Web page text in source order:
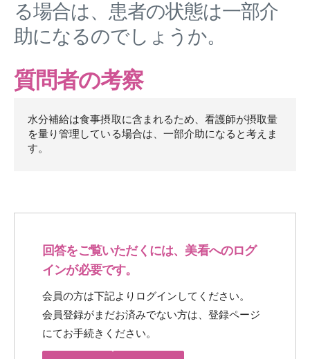
る場合は、患者の状態は一部介
助になるのでしょうか。
質問者の考察
水分補給は食事摂取に含まれるため、看護師が摂取量
を量り管理している場合は、一部介助になると考えま
す。
回答をご覧いただくには、美看へのログ
インが必要です。
会員の方は下記よりログインしてください。
会員登録がまだお済みでない方は、登録ページ
にてお手続きください。